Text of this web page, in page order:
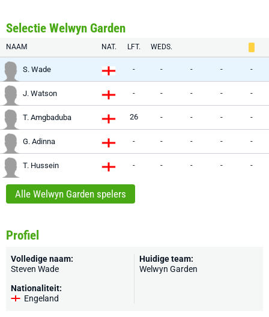
Selectie Welwyn Garden
NAAM NAT. LFT. WEDS.
S. Wade - - - - -
J. Watson - - - - -
T. Amgbaduba 26 - - - -
G. Adinna - - - - -
T. Hussein - - - - -
Alle Welwyn Garden spelers
Profiel
Volledige naam:
Steven Wade
Nationaliteit:
Engeland
Huidige team:
Welwyn Garden